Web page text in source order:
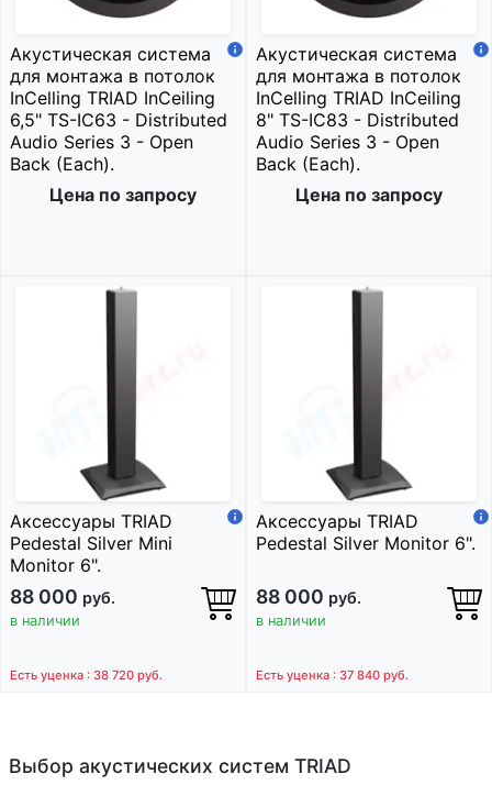
Акустическая система
для монтажа в потолок
InCelling TRIAD InCeiling
6,5" TS-IC63 - Distributed
Audio Series 3 - Open
Back (Each).
Цена по запросу
Акустическая система
для монтажа в потолок
InCelling TRIAD InCeiling
8" TS-IC83 - Distributed
Audio Series 3 - Open
Back (Each).
Цена по запросу
Аксессуары TRIAD
Pedestal Silver Mini
Monitor 6".
88 000 руб.
в наличии
Есть уценка : 38 720 руб.
Аксессуары TRIAD
Pedestal Silver Monitor 6".
88 000 руб.
в наличии
Есть уценка : 37 840 руб.
Выбор акустических систем TRIAD